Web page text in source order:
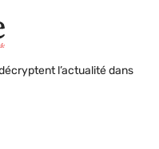
l’actualité dans